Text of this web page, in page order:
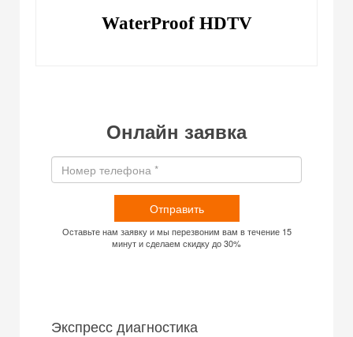
WaterProof HDTV
Онлайн заявка
Отправить
Оставьте нам заявку и мы перезвоним вам в течение 15
минут и сделаем скидку до 30%
Экспресс диагностика